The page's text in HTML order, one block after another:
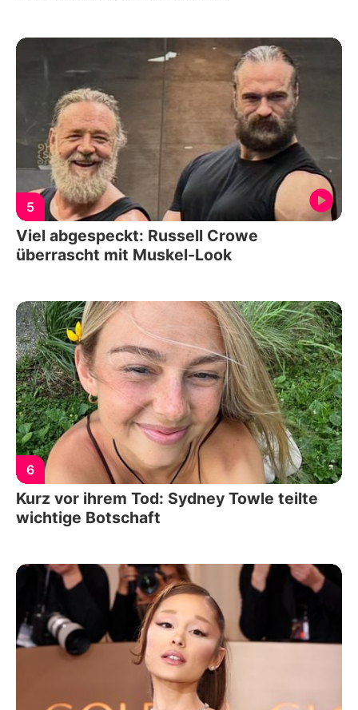
5
Viel abgespeckt: Russell Crowe
überrascht mit Muskel-Look
6
Kurz vor ihrem Tod: Sydney Towle teilte
wichtige Botschaft